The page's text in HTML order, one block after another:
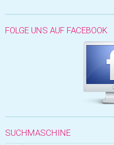
FOLGE UNS AUF FACEBOOK
SUCHMASCHINE